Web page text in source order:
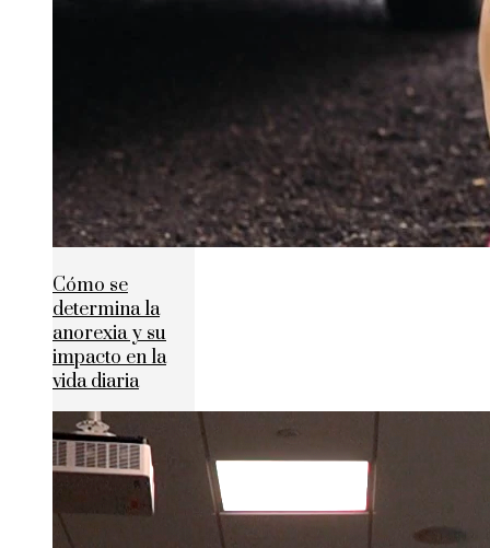
Cómo se
determina la
anorexia y su
impacto en la
vida diaria